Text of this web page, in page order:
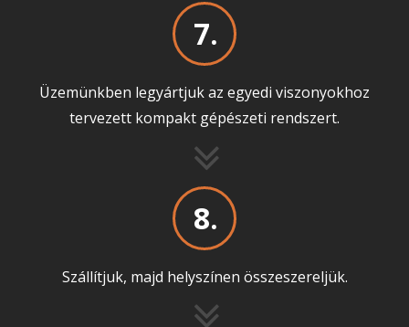
7.
Üzemünkben legyártjuk az egyedi viszonyokhoz
tervezett kompakt gépészeti rendszert.
8.
Szállítjuk, majd helyszínen összeszereljük.